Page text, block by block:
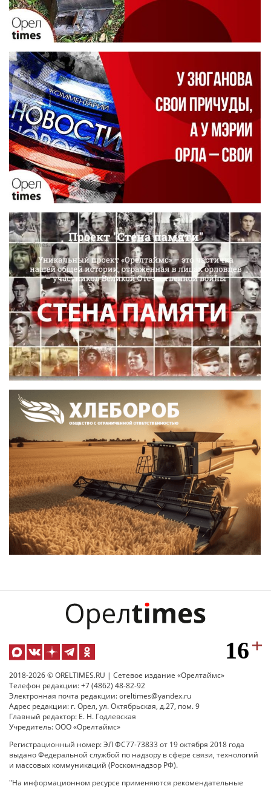
2018-2026 © ORELTIMES.RU | Сетевое издание «Орелтаймс»
Телефон редакции: +7 (4862) 48-82-92
Электронная почта редакции: oreltimes@yandex.ru
Адрес редакции: г. Орел, ул. Октябрьская, д.27, пом. 9
Главный редактор: Е. Н. Годлевская
Учредитель: ООО «Орелтаймс»
Регистрационный номер: ЭЛ ФС77-73833 от 19 октября 2018 года
выдано Федеральной службой по надзору в сфере связи, технологий
и массовых коммуникаций (Роскомнадзор РФ).
"На информационном ресурсе применяются рекомендательные